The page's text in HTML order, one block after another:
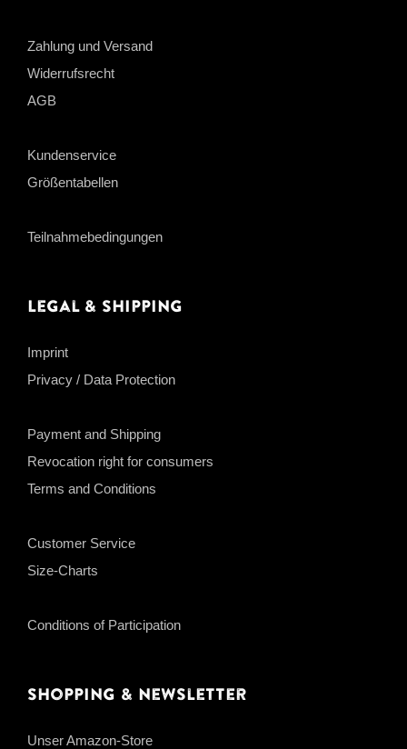
Zahlung und Versand
Widerrufsrecht
AGB
Kundenservice
Größentabellen
Teilnahmebedingungen
Legal & Shipping
Imprint
Privacy / Data Protection
Payment and Shipping
Revocation right for consumers
Terms and Conditions
Customer Service
Size-Charts
Conditions of Participation
Shopping & Newsletter
Unser Amazon-Store